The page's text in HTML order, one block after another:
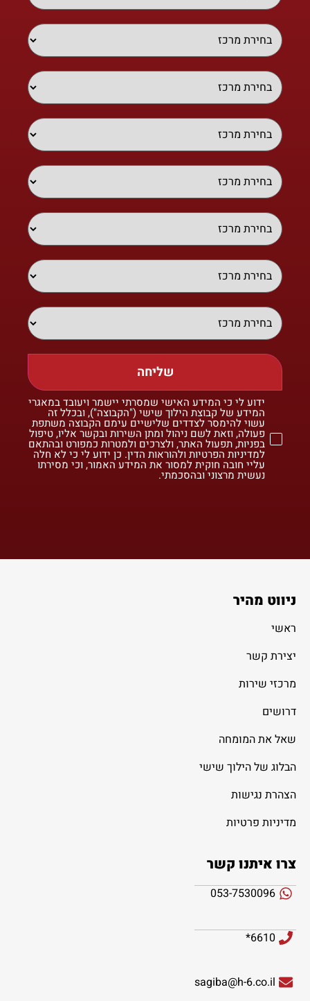
שליחה
ידוע לי כי המידע האישי שמסרתי יישמר ויעובד במאגרי
המידע של קבוצת הילוך שישי ("הקבוצה"), ובכלל זה
עשוי להימסר לצדדים שלישיים עימם הקבוצה משתפת
פעולה, וזאת לשם ניהול ומתן השירות ובקשר אליו, טיפול
בפניות, תפעול האתר, ולצרכים ולמטרות כמפורט ובהתאם
למדיניות הפרטיות ולהוראות הדין. כן ידוע לי כי לא חלה
עליי חובה חוקית למסור את המידע האמור, וכי מסירתו
נעשית מרצוני ובהסכמתי.
ניווט מהיר
ראשי
יצירת קשר
מרכזי שירות
דרושים
שאל את המומחה
הבלוג של הילוך שישי
הצהרת נגישות
מדיניות פרטיות
צרו איתנו קשר
053-7530096
6610*
sagiba@h-6.co.il